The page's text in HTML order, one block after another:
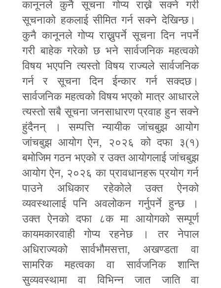
कानूनले कुनै सूचना गोप्य राख्ने सक्ने गरी
सूचनाको हकलाई सीमित गर्न सक्ने देखिन्छ।
कुनै कानूनले गोप्य राख्नुपर्ने सूचना दिन नपर्ने
गरी बाहेक गरेको छ भने सार्वजनिक महत्वको
विषय भएपनि त्यस्तो विषय राज्यले सार्वजनिक
गर्न र सूचना दिन ईन्कार गर्न सक्दछ।
सार्वजनिक महत्वको विषय भएको मात्र आधारले
त्यस्तो सबै सूचना जनसाधारण प्रवाह हुन सक्ने
हुंदैनन् । सम्पत्ति न्यायीक जांचबुझ आयोग
जांचबुझ आयोग ऐन, २०२६ को दफा ३(१)
बमोजिम गठन भएको र उक्त आयोगलाई जांचबुझ
आयोग ऐन, २०२६ का प्रावधानहरू प्रयोग गर्न
पाउने अधिकार रहेकोले उक्त ऐनको
व्यवस्थालाई पनि अवलोकन गर्नुपर्ने हुन्छ ।
उक्त ऐनको दफा ८क मा आयोगको सम्पूर्ण
कायमकारवाही गोप्य रहनेछ । तर नेपाल
अधिराज्यको सार्वभौमसत्ता, अखण्डता वा
सामरिक महत्वका वा सार्वजनिक शान्ति
सुव्यवस्थामा वा विभिन्न जात जाति वा